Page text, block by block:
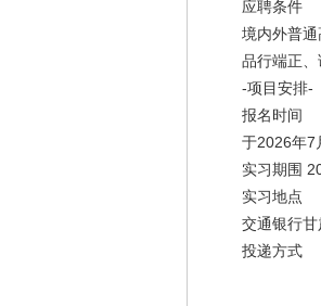
应聘条件
境内外普通
品行端正、诚
-项目安排-
报名时间
于2026年7
实习期围
实习地点
交通银行甘
投递方式